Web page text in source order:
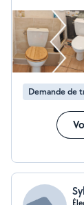
Demande de